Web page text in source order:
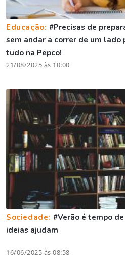
Educação:#Precisas de
sem andar a correr de um lado
tudo na Pepco!
21/08/2025 às 10:00
Sociedade: #Verão é tempo
ideias ajudam
16/06/2025 às 08:58